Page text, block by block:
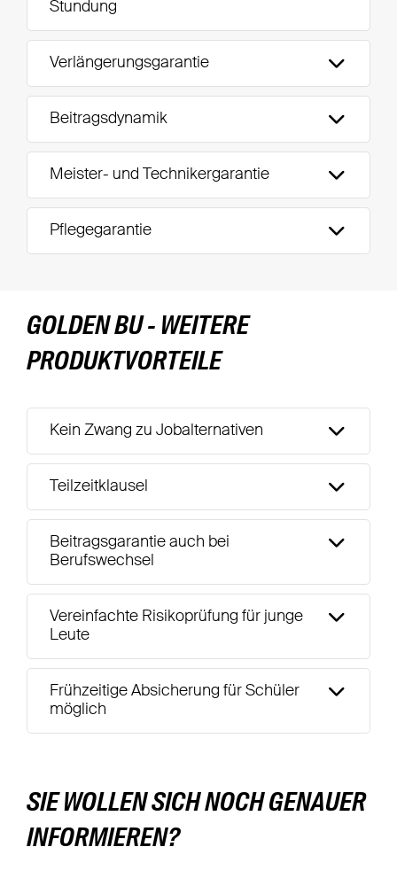
Stundung
Verlängerungsgarantie
Beitragsdynamik
Meister- und Technikergarantie
Pflegegarantie
GOLDEN BU - WEITERE
PRODUKTVORTEILE
Kein Zwang zu Jobalternativen
Teilzeitklausel
Beitragsgarantie auch bei
Berufswechsel
Vereinfachte Risikoprüfung für junge
Leute
Frühzeitige Absicherung für Schüler
möglich
SIE WOLLEN SICH NOCH GENAUER
INFORMIEREN?